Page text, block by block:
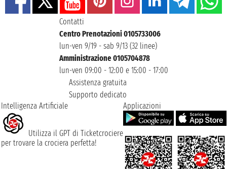
Contatti
Centro Prenotazioni 0105733006
lun-ven 9/19 - sab 9/13 (32 linee)
Amministrazione 0105704878
lun-ven 09:00 - 12:00 e 15:00 - 17:00
Assistenza gratuita
Supporto dedicato
Intelligenza Artificiale
Utilizza il GPT di Ticketcrociere
per trovare la crociera perfetta!
Applicazioni